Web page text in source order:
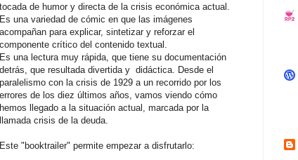
tocada de humor y directa de la crisis económica actual.
Es una variedad de cómic en que las imágenes
acompañan para explicar, sintetizar y reforzar el
componente crítico del contenido textual.
Es una lectura muy rápida, que tiene su documentación
detrás, que resultada divertida y didáctica. Desde el
paralelismo con la crisis de 1929 a un recorrido por los
errores de los diez últimos años, vamos viendo cómo
hemos llegado a la situación actual, marcada por la
llamada crisis de la deuda.
Este "booktrailer" permite empezar a disfrutarlo: